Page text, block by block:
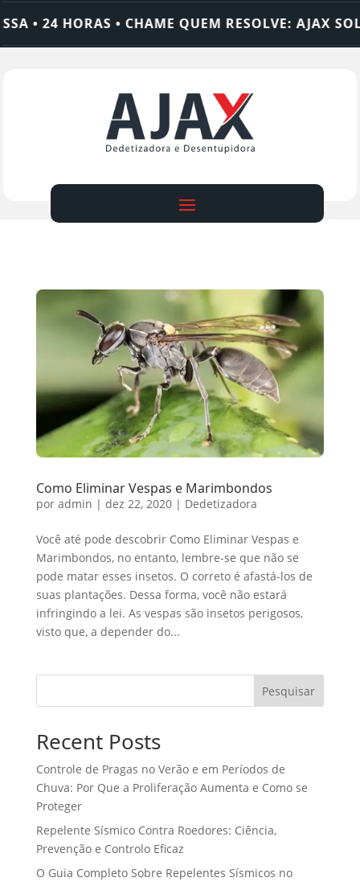
• 24 HORAS • CHAME QUEM RESOLVE: AJAX
Como Eliminar Vespas e Marimbondos
por admin | dez 22, 2020| Dedetizadora
Você até pode descobrir Como Eliminar Vespas e
Marimbondos, no entanto, lembre-se que não se
pode matar esses insetos. O correto é afastá-los de
suas plantações. Dessa forma, você não estará
infringindo a lei. As vespas são insetos perigosos,
visto que, a depender do...
Pesquisar
Recent Posts
Controle de Pragas no Verão e em Períodos de
Chuva: Por Que a Proliferação Aumenta e Como se
Proteger
Repelente Sísmico Contra Roedores: Ciência,
Prevenção e Controlo Eficaz
O Guia Completo Sobre Repelentes Sísmicos no